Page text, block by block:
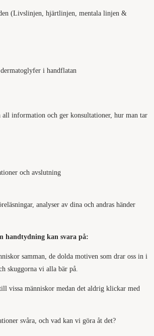
(Livslinjen, hjärtlinjen, mentala linjen &
i handflatan
all information och ger konsultationer, hur man tar
och avslutning
analyser av dina och andras händer
handtydning kan svara på:
samman, de dolda motiven som drar oss in i
skuggorna vi alla bär på.
vissa människor medan det aldrig klickar med
svåra, och vad kan vi göra åt det?